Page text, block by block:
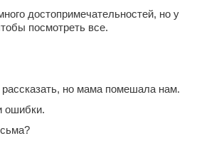
достопримечательностей, но у
посмотреть все.
но мама помешала нам.
ошибки.